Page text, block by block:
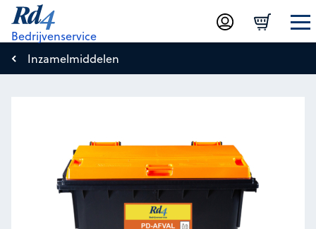
Bedrijvenservice
Inzamelmiddelen